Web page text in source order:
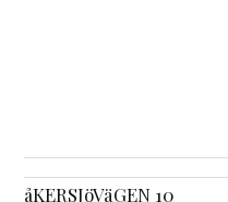
åKERSJöVäGEN 10